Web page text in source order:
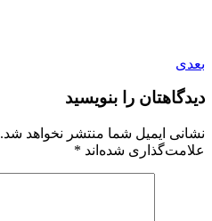
بعدی
دیدگاهتان را بنویسید
نشانی ایمیل شما منتشر نخواهد شد.
علامت‌گذاری شده‌اند *